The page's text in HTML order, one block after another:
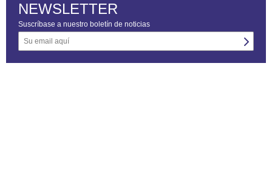
NEWSLETTER
Suscríbase a nuestro boletín de noticias